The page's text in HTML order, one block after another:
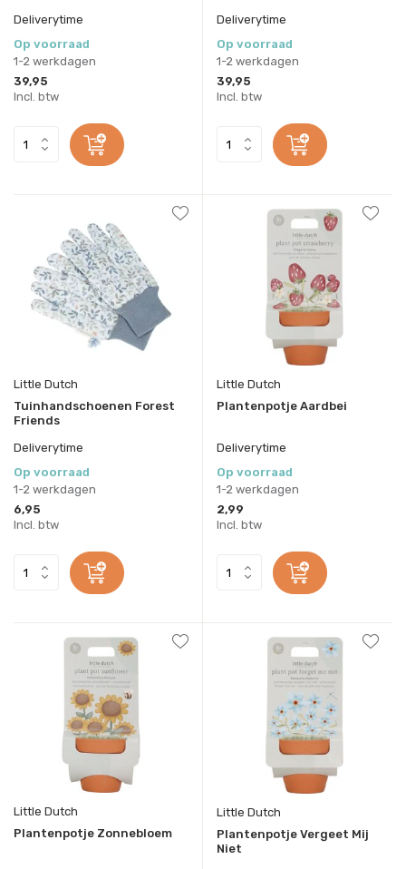
Deliverytime
Op voorraad
1-2 werkdagen
39,95
Incl. btw
Deliverytime
Op voorraad
1-2 werkdagen
39,95
Incl. btw
Little Dutch
Tuinhandschoenen Forest
Friends
Deliverytime
Op voorraad
1-2 werkdagen
6,95
Incl. btw
Little Dutch
Plantenpotje Aardbei
Deliverytime
Op voorraad
1-2 werkdagen
2,99
Incl. btw
Little Dutch
Plantenpotje Zonnebloem
Little Dutch
Plantenpotje Vergeet Mij
Niet